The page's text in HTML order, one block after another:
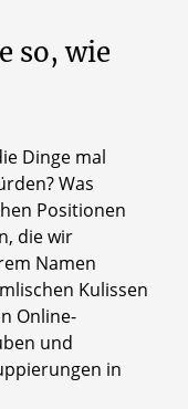
so, wie
Dinge mal
Was
Positionen
die wir
Namen
Kulissen
Online-
und
in